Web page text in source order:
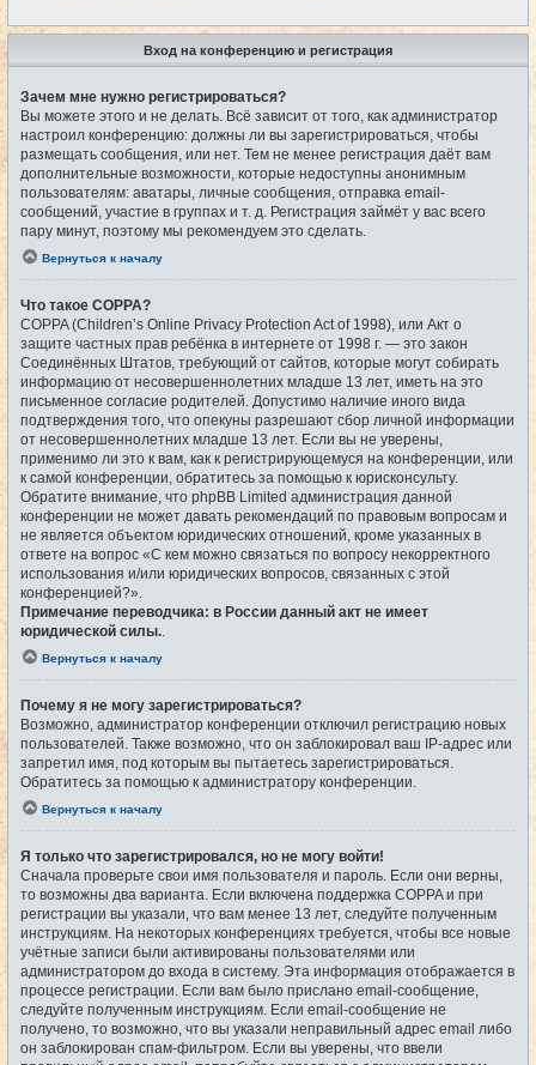
Вход на конференцию и регистрация
Зачем мне нужно регистрироваться?
Вы можете этого и не делать. Всё зависит от того, как администратор
настроил конференцию: должны ли вы зарегистрироваться, чтобы
размещать сообщения, или нет. Тем не менее регистрация даёт вам
дополнительные возможности, которые недоступны анонимным
пользователям: аватары, личные сообщения, отправка email-
сообщений, участие в группах и т. д. Регистрация займёт у вас всего
пару минут, поэтому мы рекомендуем это сделать.
Вернуться к началу
Что такое COPPA?
COPPA (Children’s Online Privacy Protection Act of 1998), или Акт о
защите частных прав ребёнка в интернете от 1998 г. — это закон
Соединённых Штатов, требующий от сайтов, которые могут собирать
информацию от несовершеннолетних младше 13 лет, иметь на это
письменное согласие родителей. Допустимо наличие иного вида
подтверждения того, что опекуны разрешают сбор личной информации
от несовершеннолетних младше 13 лет. Если вы не уверены,
применимо ли это к вам, как к регистрирующемуся на конференции, или
к самой конференции, обратитесь за помощью к юрисконсульту.
Обратите внимание, что phpBB Limited администрация данной
конференции не может давать рекомендаций по правовым вопросам и
не является объектом юридических отношений, кроме указанных в
ответе на вопрос «С кем можно связаться по вопросу некорректного
использования и/или юридических вопросов, связанных с этой
конференцией?».
Примечание переводчика: в России данный акт не имеет
юридической силы.
Вернуться к началу
Почему я не могу зарегистрироваться?
Возможно, администратор конференции отключил регистрацию новых
пользователей. Также возможно, что он заблокировал ваш IP-адрес или
запретил имя, под которым вы пытаетесь зарегистрироваться.
Обратитесь за помощью к администратору конференции.
Вернуться к началу
Я только что зарегистрировался, но не могу войти!
Сначала проверьте свои имя пользователя и пароль. Если они верны,
то возможны два варианта. Если включена поддержка COPPA и при
регистрации вы указали, что вам менее 13 лет, следуйте полученным
инструкциям. На некоторых конференциях требуется, чтобы все новые
учётные записи были активированы пользователями или
администратором до входа в систему. Эта информация отображается в
процессе регистрации. Если вам было прислано email-сообщение,
следуйте полученным инструкциям. Если email-сообщение не
получено, то возможно, что вы указали неправильный адрес email либо
он заблокирован спам-фильтром. Если вы уверены, что ввели